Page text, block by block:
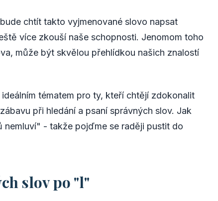
chtít takto vyjmenované slovo napsat
více zkouší naše schopnosti. Jenomom toho
může být skvělou přehlídkou našich znalostí
tématem pro ty, kteří chtějí zdokonalit
při hledání a psaní správných slov. Jak
- takže pojďme se raději pustit do
slov po "l"